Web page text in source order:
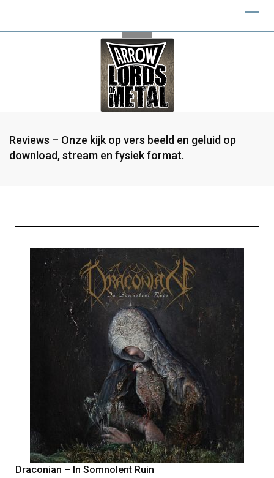
Reviews – Onze kijk op vers beeld en geluid op
download, stream en fysiek format.
Draconian – In Somnolent Ruin